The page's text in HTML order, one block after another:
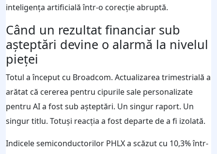
inteligența artificială într-o corecție abruptă.
Când un rezultat financiar sub
așteptări devine o alarmă la nivelul
pieței
Totul a început cu Broadcom. Actualizarea trimestrială a
arătat că cererea pentru cipurile sale personalizate
pentru AI a fost sub așteptări. Un singur raport. Un
singur titlu. Totuși reacția a fost departe de a fi izolată.
Indicele semiconductorilor PHLX a scăzut cu 10,3% într-